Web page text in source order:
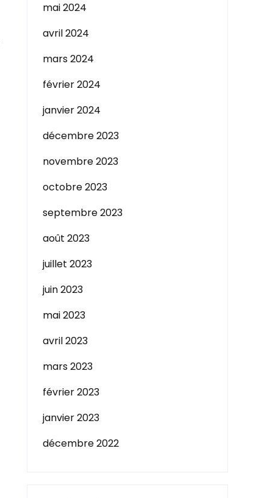
mai 2024
avril 2024
mars 2024
février 2024
janvier 2024
décembre 2023
novembre 2023
octobre 2023
septembre 2023
août 2023
juillet 2023
juin 2023
mai 2023
avril 2023
mars 2023
février 2023
janvier 2023
décembre 2022